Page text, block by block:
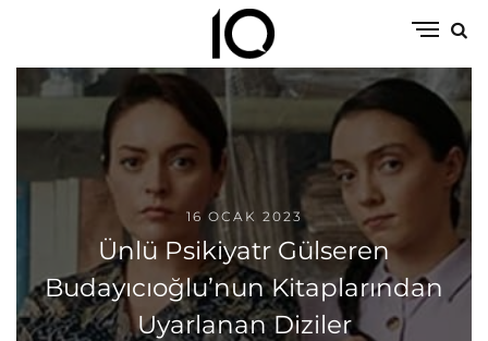
16 OCAK 2023
Ünlü Psikiyatr Gülseren
Budayıcıoğlu’nun Kitaplarından
Uyarlanan Diziler